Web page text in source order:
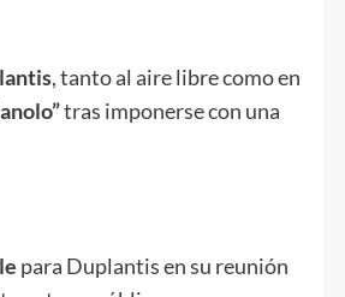
, tanto al aire libre como en
tras imponerse con una
para Duplantis en su reunión